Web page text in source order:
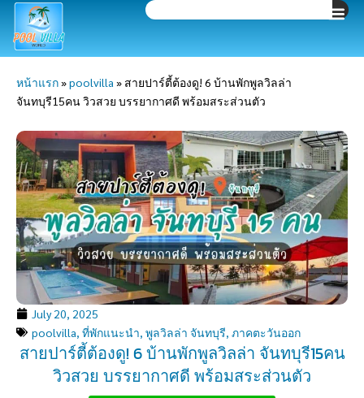
Skip
content
Search
หน้าแรก»poolvilla » สายปาร์ตี้ต้องดู! 6 บ้านพักพูลวิลล่า
จันทบุรี15คน วิวสวย บรรยากาศดี พร้อมสระส่วนตัว
July 20, 2025
poolvilla ที่พักแนะนำ พูลวิลล่า จันทบุรี ภาคตะวันออก
สายปาร์ตี้ต้องดู! 6 บ้านพักพูลวิลล่า จันทบุรี15คน
วิวสวย บรรยากาศดี พร้อมสระส่วนตัว